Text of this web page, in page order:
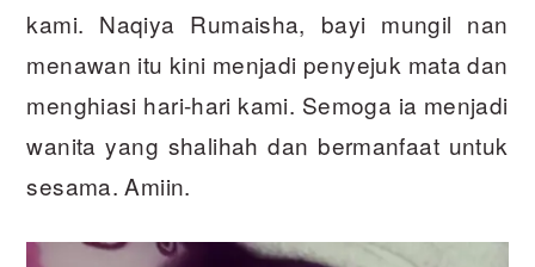
kami. Naqiya Rumaisha, bayi mungil nan
menawan itu kini menjadi penyejuk mata dan
menghiasi hari-hari kami. Semoga ia menjadi
wanita yang shalihah dan bermanfaat untuk
sesama. Amiin.